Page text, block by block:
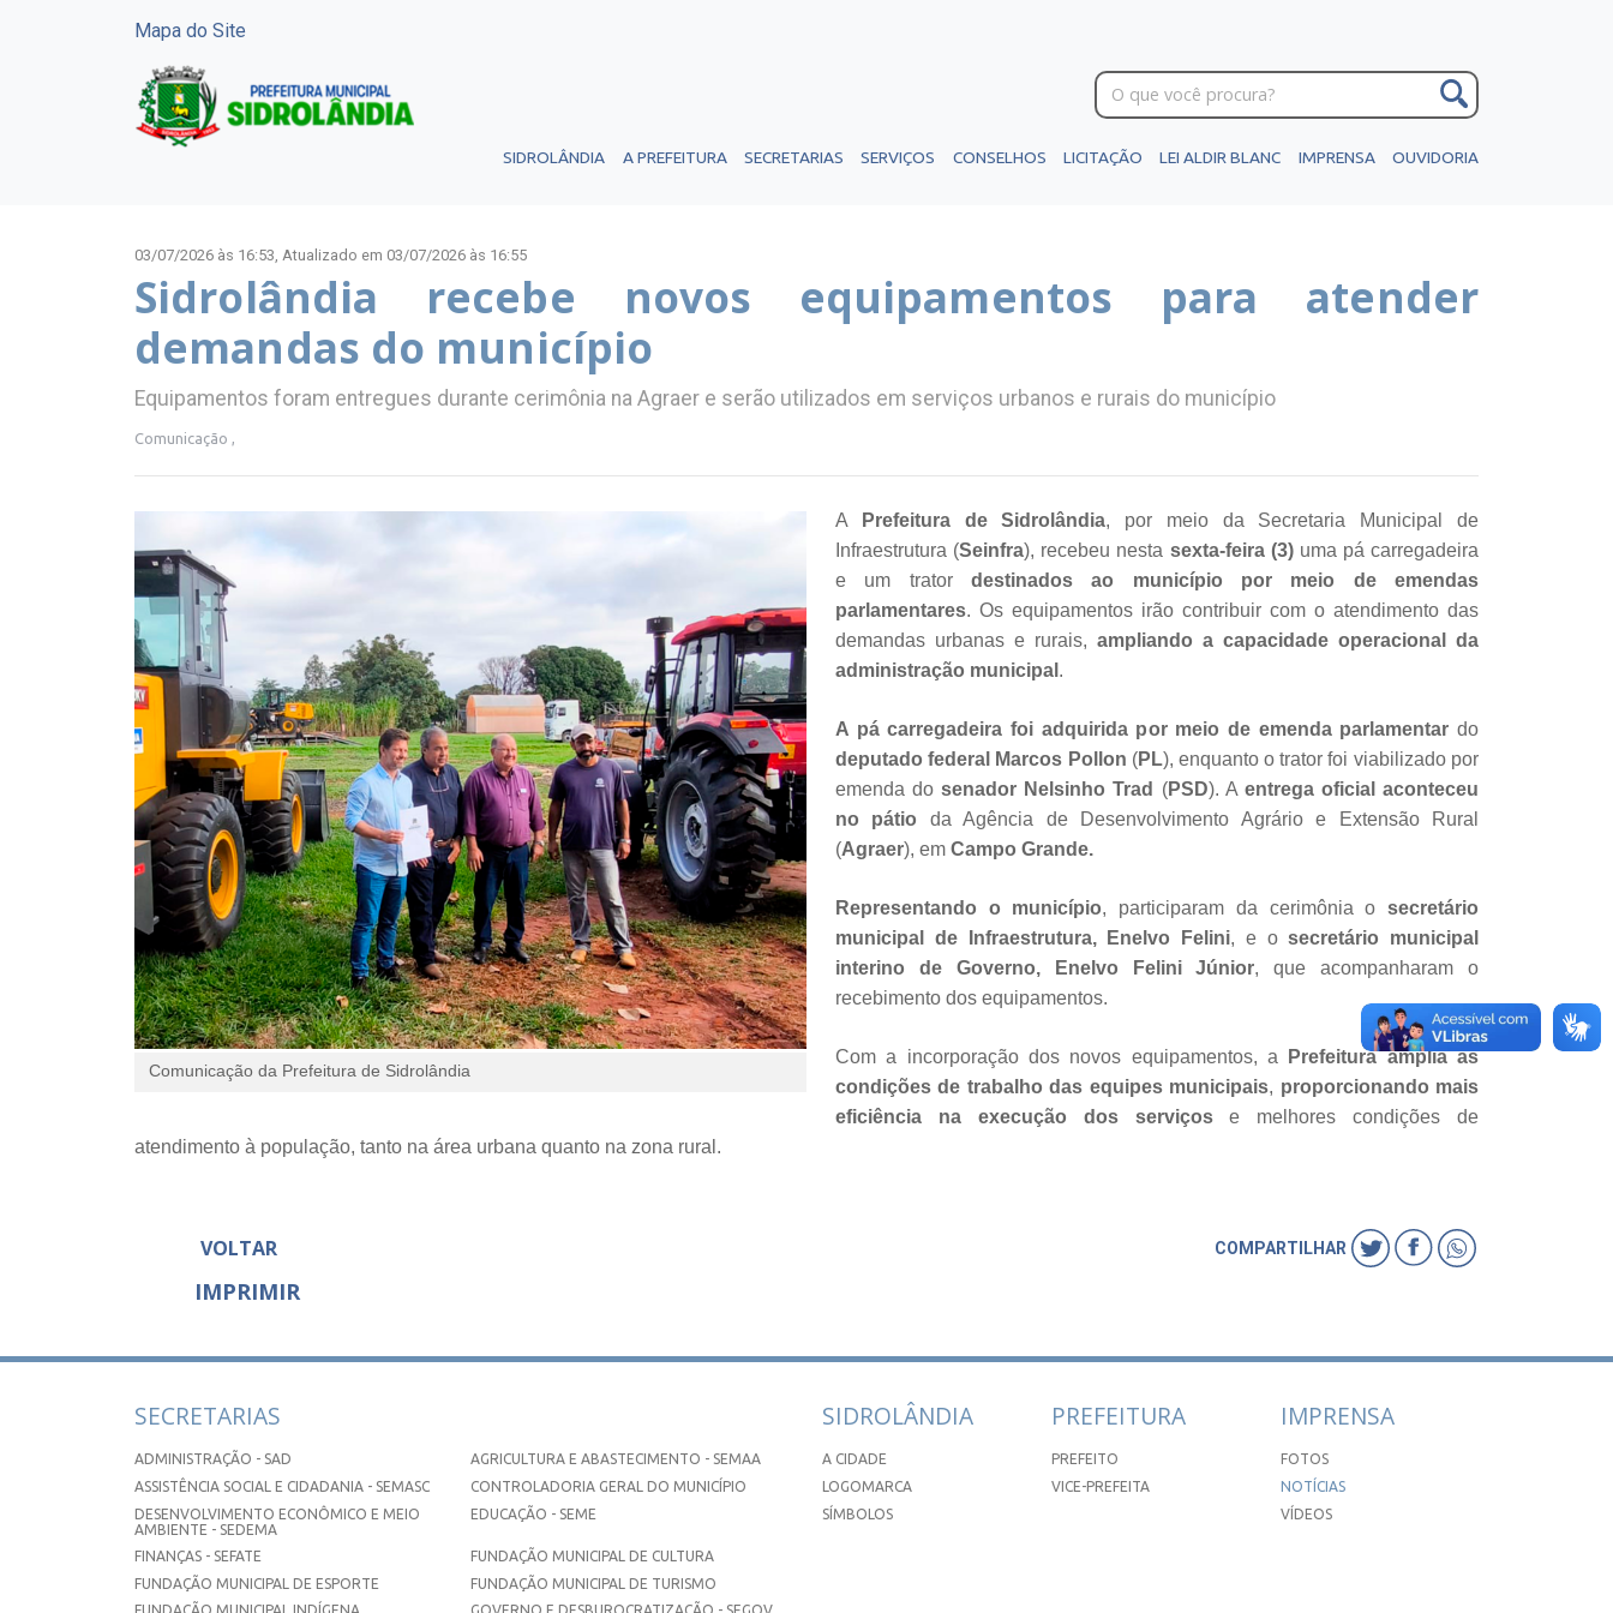
Mapa do Site
SIDROLÂNDIA A PREFEITURA SECRETARIAS SERVIÇOS CONSELHOS LICITAÇÃO LEI ALDIR BLANC IMPRENSA OUVIDORIA
03/07/2026 às 16:53, Atualizado em 03/07/2026 às 16:55
Sidrolândia recebe novos equipamentos para atender
demandas do município
Equipamentos foram entregues durante cerimônia na Agraer e serão utilizados em serviços urbanos e rurais do município
Comunicação ,
Comunicação da Prefeitura de Sidrolândia
A Prefeitura de Sidrolândia, por meio da Secretaria Municipal de
Infraestrutura (Seinfra), recebeu nesta sexta-feira (3) uma pá carregadeira
e um trator destinados ao município por meio de emendas
parlamentares. Os equipamentos irão contribuir com o atendimento das
demandas urbanas e rurais, ampliando a capacidade operacional da
administração municipal .
A pá carregadeira foi adquirida por meio de emenda parlamentar do
deputado federal Marcos Pollon (PL), enquanto o trator foi viabilizado por
emenda dosenador Nelsinho Trad (PSD). A entrega oficial aconteceu
no pátio da Agência de Desenvolvimento Agrário e Extensão Rural
(Agraer), em Campo Grande.
Representando o município, participaram da cerimônia osecretário
municipal de Infraestrutura, Enelvo Felini, e osecretário municipal
interino de Governo, Enelvo Felini Júnior, que acompanharam o
recebimento dos equipamentos.
Com a incorporação dos novos equipamentos, a
Prefeitura amplia as
condições de trabalho das equipes municipais, proporcionando mais
eficiência na execução dos serviçose melhores condições de
atendimento à população, tanto na área urbana quanto na zona rural.
VOLTAR
IMPRIMIR
COMPARTILHAR
SECRETARIAS
ADMINISTRAÇÃO - SAD
AGRICULTURA E ABASTECIMENTO - SEMAA
ASSISTÊNCIA SOCIAL E CIDADANIA - SEMASC
CONTROLADORIA GERAL DO MUNICÍPIO
DESENVOLVIMENTO ECONÔMICO E MEIO
AMBIENTE - SEDEMA
EDUCAÇÃO - SEME
FINANÇAS - SEFATE
FUNDAÇÃO MUNICIPAL DE CULTURA
FUNDAÇÃO MUNICIPAL DE ESPORTE
FUNDAÇÃO MUNICIPAL DE TURISMO
SIDROLÂNDIA
A CIDADE
LOGOMARCA
SÍMBOLOS
PREFEITURA
PREFEITO
VICE-PREFEITA
IMPRENSA
FOTOS
NOTÍCIAS
VÍDEOS